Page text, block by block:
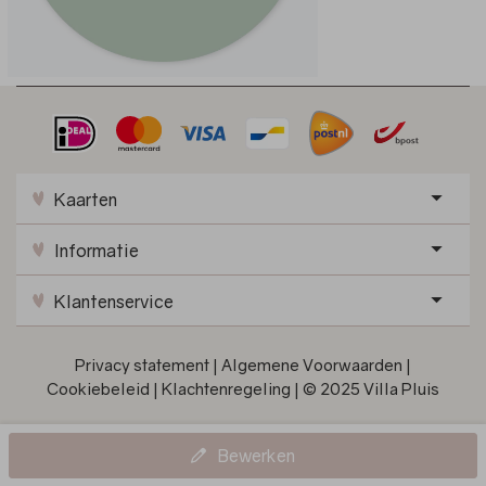
Bewerken
Kaarten
Informatie
Klantenservice
Privacy statement | Algemene Voorwaarden |
Cookiebeleid | Klachtenregeling | © 2025 Villa Pluis